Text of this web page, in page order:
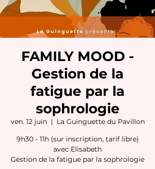
FAMILY MOOD -
Gestion de la
fatigue par la
sophrologie
ven. 12 juin
  |
La Guinguette du Pavillon
9h30 - 11h (sur inscription, tarif libre)
avec Elisabeth
Gestion de la fatigue par la sophrologie